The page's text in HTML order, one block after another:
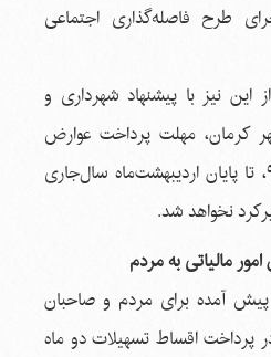
طرح فاصله‌گذاری اجتماعی
این نیز با پیشنهاد شهرداری و
کرمان، مهلت پرداخت عوارض
نوسازی و خودروی سال ۹۸، تا پایان اردیبهشت‌ماه سال‌جاری
نخواهد شد.
مالیاتی به مردم
آمده برای مردم و صاحبان
اقساط تسهیلات دو ماه